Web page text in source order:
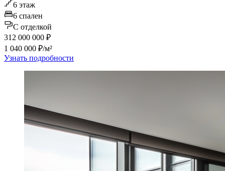
6 этаж
6 спален
C отделкой
312 000 000 ₽
1 040 000 ₽/м²
Узнать подробности